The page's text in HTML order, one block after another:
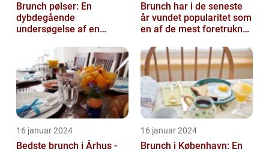
Brunch pølser: En
dybdegående
undersøgelse af en
drikkeentusiaster
Brunch har i de seneste
år vundet popularitet som
en af de mest foretrukne
drik...
16 januar 2024
Bedste brunch i Århus -
16 januar 2024
Brunch i København: En